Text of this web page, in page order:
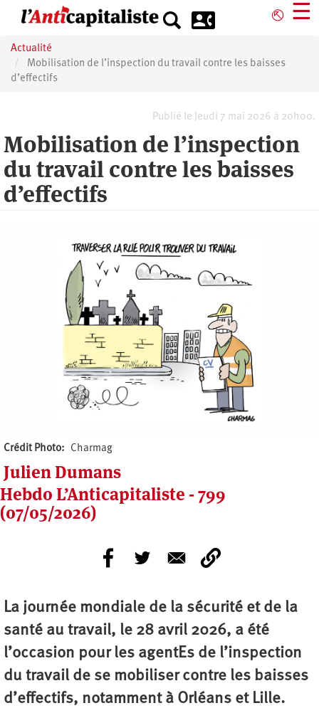
principal
⎋ ☰
Actualité
Mobilisation de l’inspection du travail contre les baisses
d’effectifs
Publié le Jeudi 7 mai 2026 à 20h00.
Mobilisation de l’inspection
du travail contre les baisses
d’effectifs
Crédit Photo Charmag
Julien Dumans
Hebdo L’Anticapitaliste - 799
(07/05/2026)
La journée mondiale de la sécurité et de la
santé au travail, le 28 avril 2026, a été
l’occasion pour les agentEs de l’inspection
du travail de se mobiliser contre les baisses
d’effectifs, notamment à Orléans et Lille.